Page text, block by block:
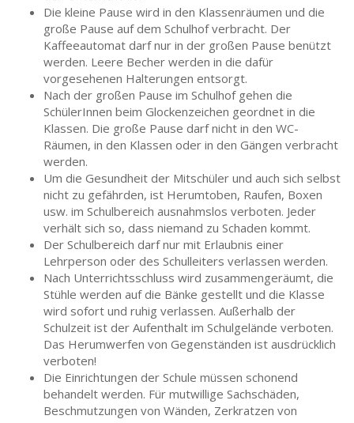
Die kleine Pause wird in den Klassenräumen und die
große Pause auf dem Schulhof verbracht. Der
Kaffeeautomat darf nur in der großen Pause benützt
werden. Leere Becher werden in die dafür
vorgesehenen Halterungen entsorgt.
Nach der großen Pause im Schulhof gehen die
SchülerInnen beim Glockenzeichen geordnet in die
Klassen. Die große Pause darf nicht in den WC-
Räumen, in den Klassen oder in den Gängen verbracht
werden.
Um die Gesundheit der Mitschüler und auch sich selbst
nicht zu gefährden, ist Herumtoben, Raufen, Boxen
usw. im Schulbereich ausnahmslos verboten. Jeder
verhält sich so, dass niemand zu Schaden kommt.
Der Schulbereich darf nur mit Erlaubnis einer
Lehrperson oder des Schulleiters verlassen werden.
Nach Unterrichtsschluss wird zusammengeräumt, die
Stühle werden auf die Bänke gestellt und die Klasse
wird sofort und ruhig verlassen. Außerhalb der
Schulzeit ist der Aufenthalt im Schulgelände verboten.
Das Herumwerfen von Gegenständen ist ausdrücklich
verboten!
Die Einrichtungen der Schule müssen schonend
behandelt werden. Für mutwillige Sachschäden,
Beschmutzungen von Wänden, Zerkratzen von